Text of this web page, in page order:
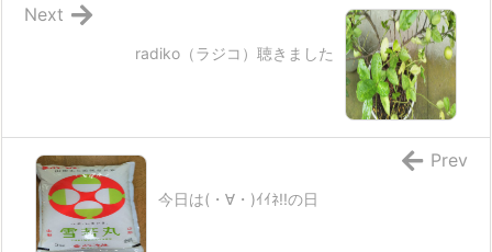
radiko（ラジコ）聴きました
Next
今日は(・∀・)ｲｲﾈ!!の日
Prev